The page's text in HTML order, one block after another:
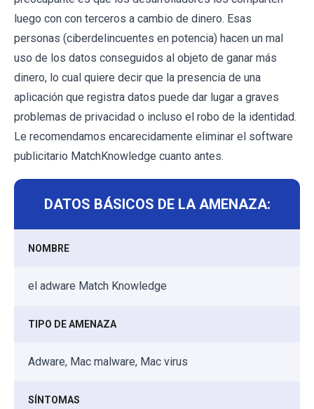
luego con con terceros a cambio de dinero. Esas
personas (ciberdelincuentes en potencia) hacen un mal
uso de los datos conseguidos al objeto de ganar más
dinero, lo cual quiere decir que la presencia de una
aplicación que registra datos puede dar lugar a graves
problemas de privacidad o incluso el robo de la identidad.
Le recomendamos encarecidamente eliminar el software
publicitario MatchKnowledge cuanto antes.
DATOS BÁSICOS DE LA AMENAZA:
NOMBRE
el adware Match Knowledge
TIPO DE AMENAZA
Adware, Mac malware, Mac virus
SÍNTOMAS